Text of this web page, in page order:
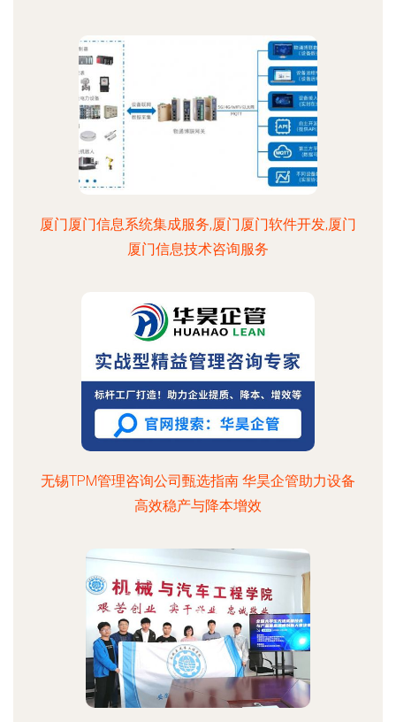
厦门厦门信息系统集成服务,厦门厦门软件开发,厦门
厦门信息技术咨询服务
无锡TPM管理咨询公司甄选指南 华昊企管助力设备
高效稳产与降本增效